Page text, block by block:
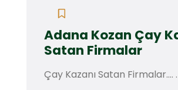
Adana Kozan Çay
Satan Firmalar
Çay Kazanı Satan Firmalar.... .